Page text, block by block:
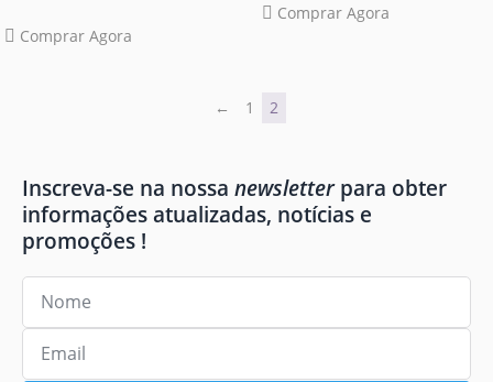
Comprar Agora
Comprar Agora
← 1 2
Inscreva-se na nossa newsletter para obter
informações atualizadas, notícias e
promoções !